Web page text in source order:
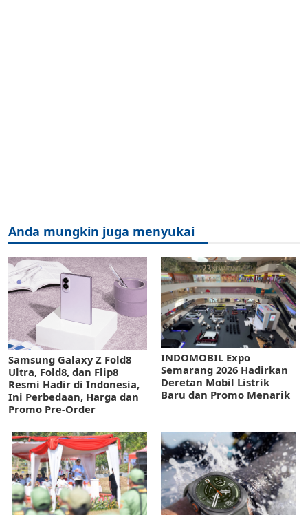
Anda mungkin juga menyukai
Samsung Galaxy Z Fold8
Ultra, Fold8, dan Flip8
Resmi Hadir di Indonesia,
Ini Perbedaan, Harga dan
Promo Pre-Order
INDOMOBIL Expo
Semarang 2026 Hadirkan
Deretan Mobil Listrik
Baru dan Promo Menarik